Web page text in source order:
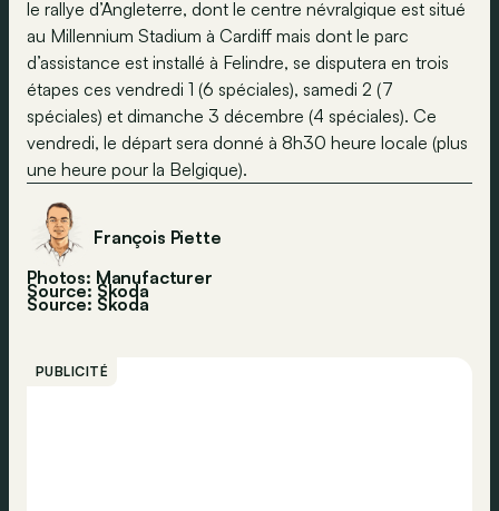
le rallye d’Angleterre, dont le centre névralgique est situé
au Millennium Stadium à Cardiff mais dont le parc
d’assistance est installé à Felindre, se disputera en trois
étapes ces vendredi 1 (6 spéciales), samedi 2 (7
spéciales) et dimanche 3 décembre (4 spéciales). Ce
vendredi, le départ sera donné à 8h30 heure locale (plus
une heure pour la Belgique).
François Piette
Photos: Manufacturer
Source: Skoda
Source: Skoda
PUBLICITÉ